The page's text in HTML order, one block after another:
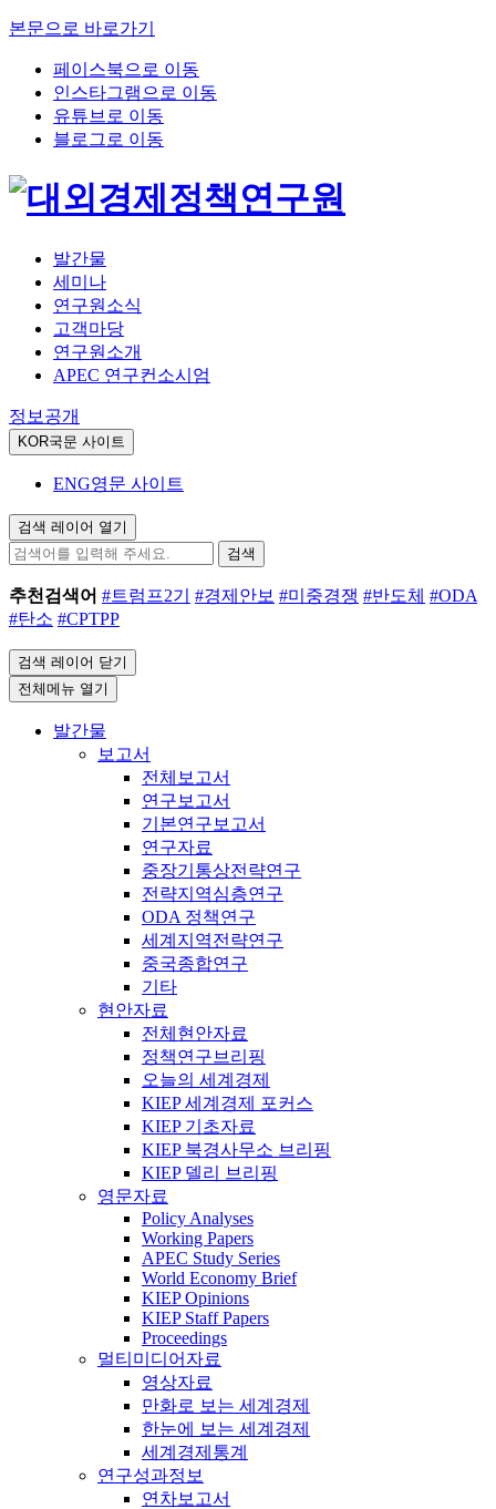
본문으로 바로가기
페이스북으로 이동
인스타그램으로 이동
유튜브로 이동
블로그로 이동
발간물
세미나
연구원소식
고객마당
연구원소개
APEC 연구컨소시엄
정보공개
KOR국문 사이트
ENG영문 사이트
검색 레이어 열기
검색
추천검색어 #트럼프2기 #경제안보 #미중경쟁 #반도체 #ODA
#탄소 #CPTPP
검색 레이어 닫기
전체메뉴 열기
발간물
보고서
전체보고서
연구보고서
기본연구보고서
연구자료
중장기통상전략연구
전략지역심층연구
ODA 정책연구
세계지역전략연구
중국종합연구
기타
현안자료
전체현안자료
정책연구브리핑
오늘의 세계경제
KIEP 세계경제 포커스
KIEP 기초자료
KIEP 북경사무소 브리핑
KIEP 델리 브리핑
영문자료
Policy Analyses
Working Papers
APEC Study Series
World Economy Brief
KIEP Opinions
KIEP Staff Papers
Proceedings
멀티미디어자료
영상자료
만화로 보는 세계경제
한눈에 보는 세계경제
세계경제통계
연구성과정보
연차보고서